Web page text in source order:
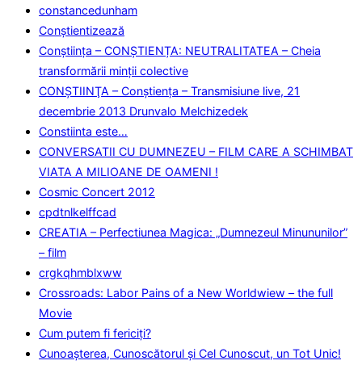
constancedunham
Conştientizează
Conștiința – CONȘTIENȚA: NEUTRALITATEA – Cheia
transformării minții colective
CONŞTIINŢA – Conştienţa – Transmisiune live, 21
decembrie 2013 Drunvalo Melchizedek
Constiinta este…
CONVERSATII CU DUMNEZEU – FILM CARE A SCHIMBAT
VIATA A MILIOANE DE OAMENI !
Cosmic Concert 2012
cpdtnlkelffcad
CREATIA – Perfectiunea Magica: „Dumnezeul Minununilor”
– film
crgkqhmblxww
Crossroads: Labor Pains of a New Worldwiew – the full
Movie
Cum putem fi fericiţi?
Cunoaşterea, Cunoscătorul şi Cel Cunoscut, un Tot Unic!